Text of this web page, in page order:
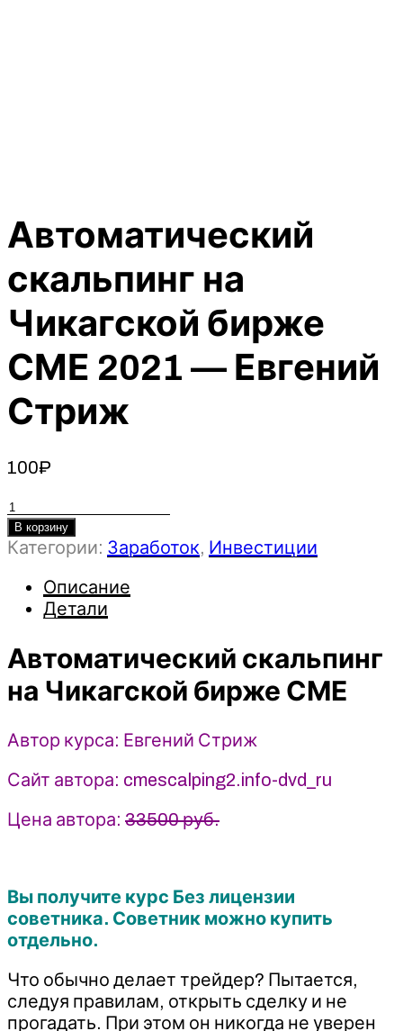
Автоматический
скальпинг на
Чикагской бирже
СМЕ 2021 — Евгений
Стриж
100₽
Количество
товара
Автоматический
на
Чикагской
СМЕ
2021
-
Стриж
В корзину
Категории: Заработок, Инвестиции
Описание
Детали
Автоматический скальпинг
на Чикагской бирже СМЕ
Автор курса: Евгений Стриж
Сайт автора: cmescalping2.info-dvd_ru
Цена автора: 33500 руб.
Вы получите курс Без лицензии
советника. Советник можно купить
отдельно.
‍Что обычно делает трейдер? Пытается,
следуя правилам, открыть сделку и не
прогадать. При этом он никогда не уверен